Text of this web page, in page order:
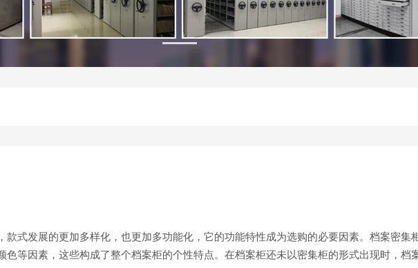
式发展的更加多样化，也更加多功能化，它的功能特性成为选购的必要因素。档案密集
等因素，这些构成了整个档案柜的个性特点。在档案柜还未以密集柜的形式出现时，档